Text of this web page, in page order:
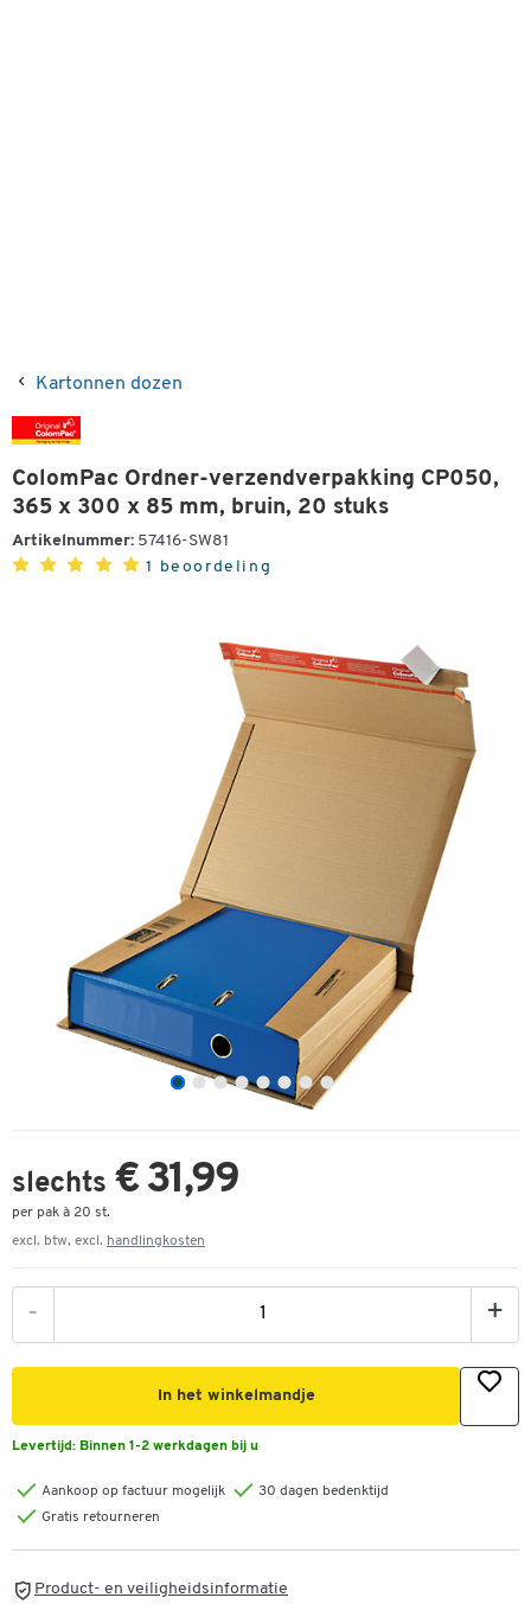
Kartonnen dozen
ColomPac Ordner-verzendverpakking CP050,
365 x 300 x 85 mm, bruin, 20 stuks
Artikelnummer: 57416-SW81
1 beoordeling
slechts € 31,99
per pak à 20 st.
excl. btw, excl. handlingkosten
- +
In het winkelmandje
Levertijd: Binnen 1-2 werkdagen bij u
Aankoop op factuur mogelijk
30 dagen bedenktijd
Gratis retourneren
Product- en veiligheidsinformatie